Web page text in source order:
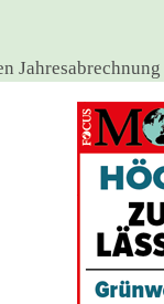
Jahresabrechnung